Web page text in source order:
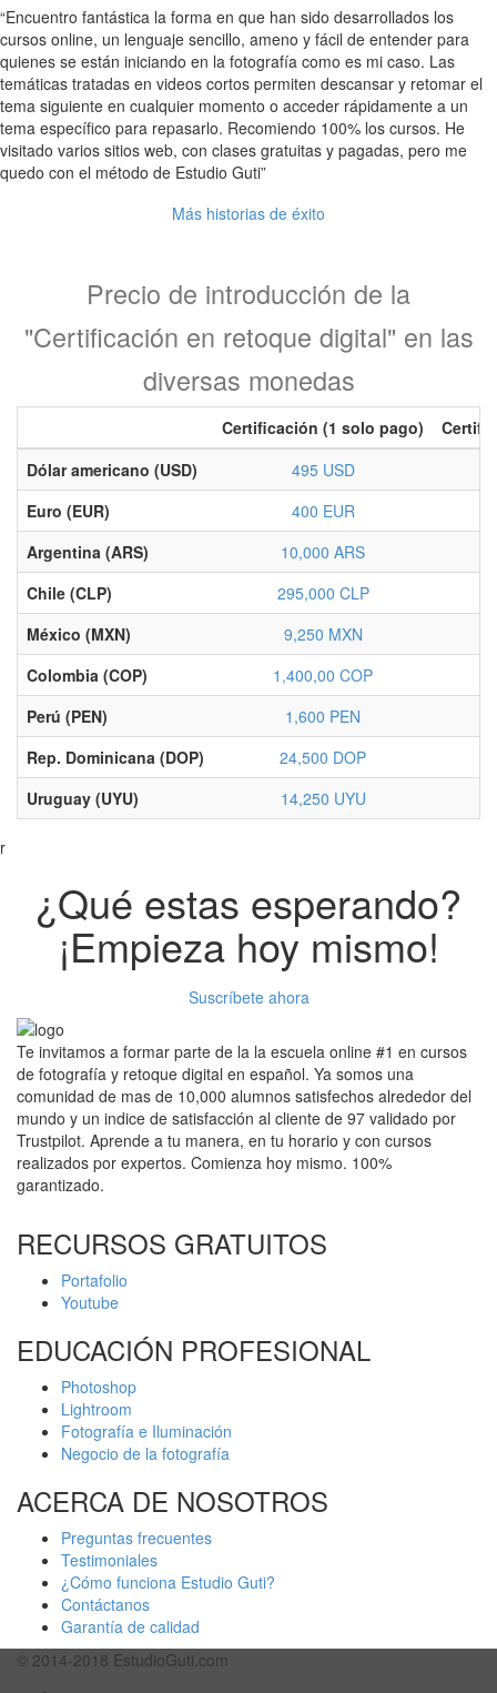
“Encuentro fantástica la forma en que han sido desarrollados los
cursos online, un lenguaje sencillo, ameno y fácil de entender para
quienes se están iniciando en la fotografía como es mi caso. Las
temáticas tratadas en videos cortos permiten descansar y retomar el
tema siguiente en cualquier momento o acceder rápidamente a un
tema específico para repasarlo. Recomiendo 100% los cursos. He
visitado varios sitios web, con clases gratuitas y pagadas, pero me
quedo con el método de Estudio Guti”
Más historias de éxito
Precio de introducción de la
"Certificación en retoque digital" en las
diversas monedas
Certificación (1 solo pago)
Dólar americano (USD)
495 USD
Euro (EUR)
400 EUR
Argentina (ARS)
10,000 ARS
Chile (CLP)
295,000 CLP
México (MXN)
9,250 MXN
Colombia (COP)
1,400,00 COP
Perú (PEN)
1,600 PEN
Rep. Dominicana (DOP)
24,500 DOP
Uruguay (UYU)
14,250 UYU
r
¿Qué estas esperando?
¡Empieza hoy mismo!
Suscríbete ahora
Te invitamos a formar parte de la la escuela online #1 en cursos
de fotografía y retoque digital en español. Ya somos una
comunidad de mas de 10,000 alumnos satisfechos alrededor del
mundo y un indice de satisfacción al cliente de 97 validado por
Trustpilot. Aprende a tu manera, en tu horario y con cursos
realizados por expertos. Comienza hoy mismo. 100%
garantizado.
RECURSOS GRATUITOS
Portafolio
Youtube
EDUCACIÓN PROFESIONAL
Photoshop
Lightroom
Fotografía e Iluminación
Negocio de la fotografía
ACERCA DE NOSOTROS
Preguntas frecuentes
Testimoniales
¿Cómo funciona Estudio Guti?
Contáctanos
Garantía de calidad
© 2014-2018 EstudioGuti.com